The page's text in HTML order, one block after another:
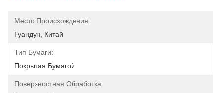
Место Происхождения:
Гуандун, Китай
Тип Бумаги:
Покрытая Бумагой
Поверхностная Обработка: